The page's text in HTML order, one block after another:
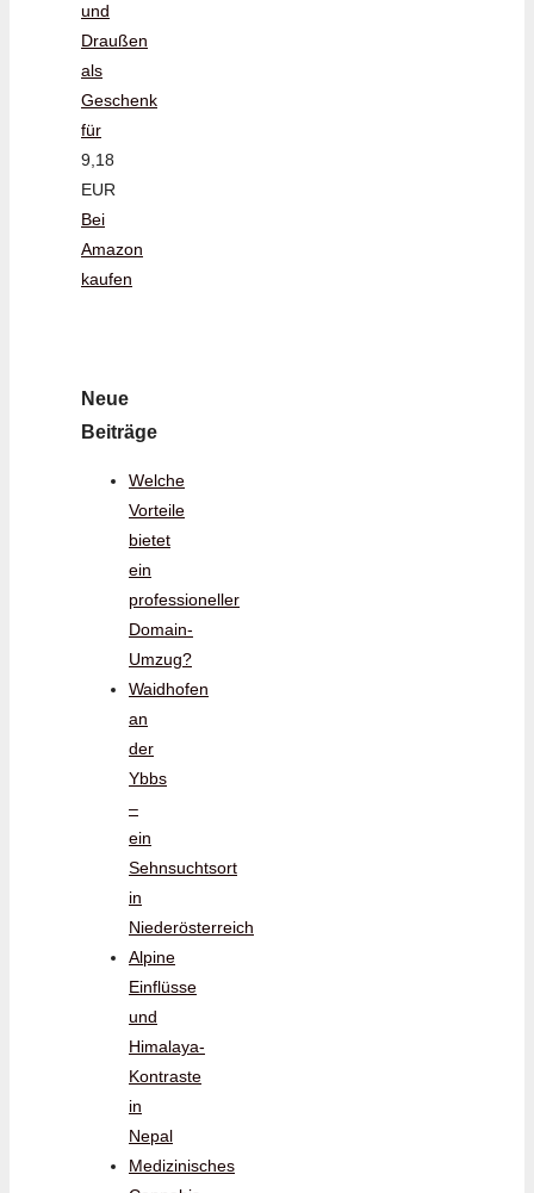
und
Draußen
als
Geschenk
für
9,18
EUR
Bei
Amazon
kaufen
Neue
Beiträge
Welche
Vorteile
bietet
ein
professioneller
Domain-
Umzug?
Waidhofen
an
der
Ybbs
–
ein
Sehnsuchtsort
in
Niederösterreich
Alpine
Einflüsse
und
Himalaya-
Kontraste
in
Nepal
Medizinisches